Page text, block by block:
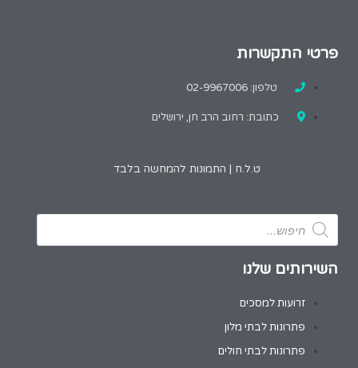
פרטי התקשרות
טלפון: 02-9967006
כתובת: רחוב הרב חן, ירושלים
ט.ל.ח | התמונות להמחשה בלבד
השירותים שלנו
זרועות למסכים
פתרונות לבתי מלון
פתרונות לבתי חולים